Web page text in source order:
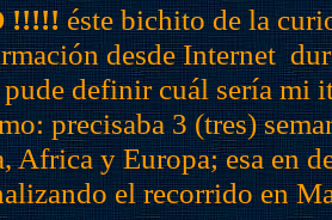
!!!!! éste bichito de la
desde Internet
pude definir cuál sería mi
precisaba 3 (tres)
Africa y Europa; esa en
el recorrido en